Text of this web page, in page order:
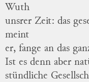
Wuth
unsrer Zeit: das
meint
er, fange an das
Ist es denn aber
stündliche